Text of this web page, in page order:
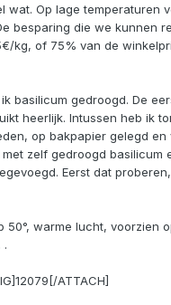
wat. Op lage temperaturen
besparing die we kunnen
kg, of 75% van de
basilicum gedroogd. De
heerlijk. Intussen heb ik
op bakpapier gelegd
zelf gedroogd basilicum
Eerst dat
50°, warme lucht, voorzien
.
ATTACH]